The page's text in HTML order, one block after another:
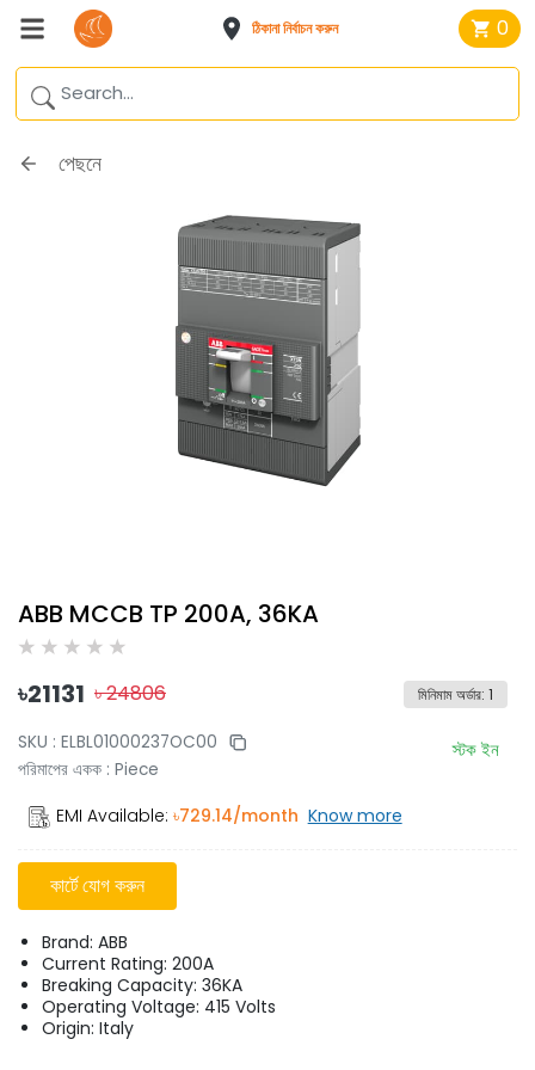
ঠিকানা নির্বাচন করুন 0
পেছনে
ABB MCCB TP 200A, 36KA
৳21131 ৳24806 মিনিমাম অর্ডার: 1
SKU : ELBL01000237OC00
পরিমাপের একক : Piece
স্টক ইন
EMI Available: ৳729.14/month Know more
কার্টে যোগ করুন
Brand: ABB
Current Rating: 200A
Breaking Capacity: 36KA
Operating Voltage: 415 Volts
Origin: Italy